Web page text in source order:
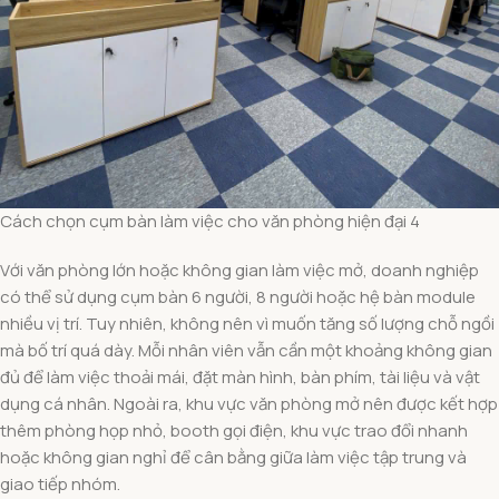
Cách chọn cụm bàn làm việc cho văn phòng hiện đại 4
Với văn phòng lớn hoặc không gian làm việc mở, doanh nghiệp
có thể sử dụng cụm bàn 6 người, 8 người hoặc hệ bàn module
nhiều vị trí. Tuy nhiên, không nên vì muốn tăng số lượng chỗ ngồi
mà bố trí quá dày. Mỗi nhân viên vẫn cần một khoảng không gian
đủ để làm việc thoải mái, đặt màn hình, bàn phím, tài liệu và vật
dụng cá nhân. Ngoài ra, khu vực văn phòng mở nên được kết hợp
thêm phòng họp nhỏ, booth gọi điện, khu vực trao đổi nhanh
hoặc không gian nghỉ để cân bằng giữa làm việc tập trung và
giao tiếp nhóm.